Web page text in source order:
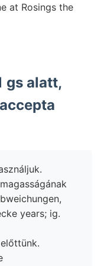
at Rosings the
years; ig.